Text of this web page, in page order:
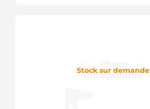
Stock sur demande